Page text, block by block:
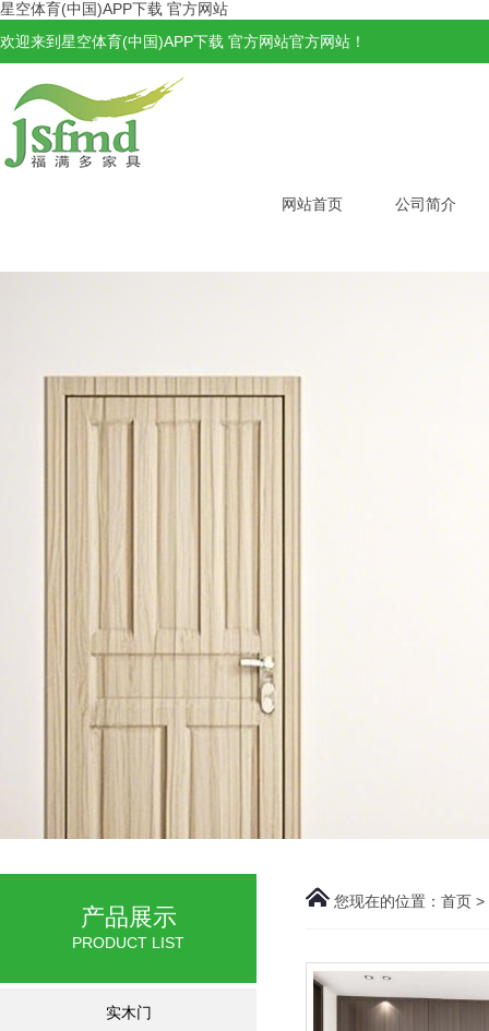
星空体育(中国)APP下载 官方网站
欢迎来到星空体育(中国)APP下载 官方网站官方网站！
网站首页 公司简介
产品展示
PRODUCT LIST
实木门
您现在的位置： 首页 >